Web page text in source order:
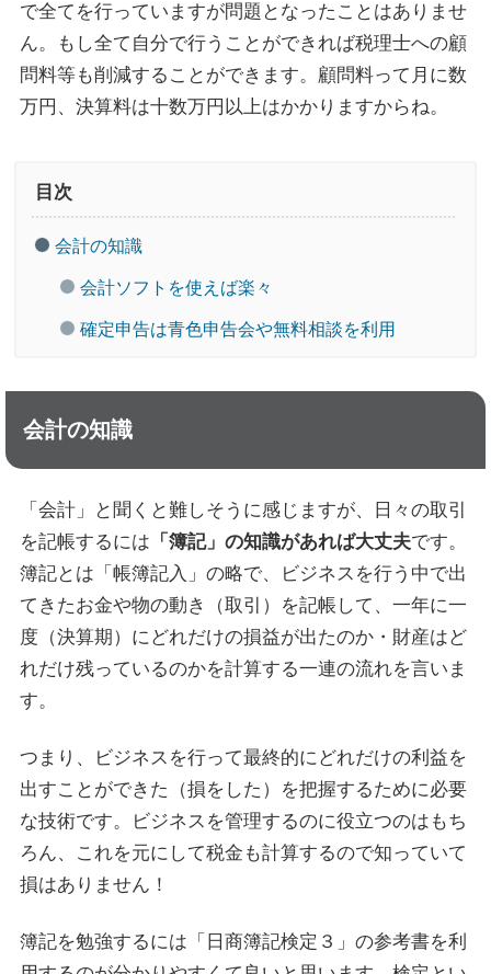
で全てを行っていますが問題となったことはありませ
ん。もし全て自分で行うことができれば税理士への顧
問料等も削減することができます。顧問料って月に数
万円、決算料は十数万円以上はかかりますからね。
目次
会計の知識
会計ソフトを使えば楽々
確定申告は青色申告会や無料相談を利用
会計の知識
「会計」と聞くと難しそうに感じますが、日々の取引
を記帳するには 「簿記」の知識があれば大丈夫です。
簿記とは「帳簿記入」の略で、ビジネスを行う中で出
てきたお金や物の動き（取引）を記帳して、一年に一
度（決算期）にどれだけの損益が出たのか・財産はど
れだけ残っているのかを計算する一連の流れを言いま
す。
つまり、ビジネスを行って最終的にどれだけの利益を
出すことができた（損をした）を把握するために必要
な技術です。ビジネスを管理するのに役立つのはもち
ろん、これを元にして税金も計算するので知っていて
損はありません！
簿記を勉強するには「日商簿記検定３」の参考書を利